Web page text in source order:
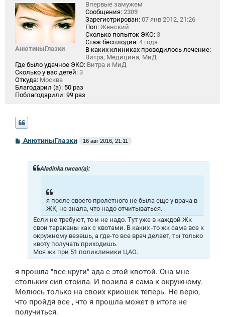
АнютиныГлазки
Впервые замужем
Сообщения: 2309
Зарегистрирован: 07 янв 2012, 21:26
Пол: Женский
Сколько попыток ЭКО: 3
Стаж бесплодия: 4 года
В каких клиниках проводилось лечение:
Витра, Медицина, МиД
Где было удачное ЭКО: Витра и МиД
Сколько у вас детей: 3
Откуда: Москва
Благодарил (а): 50 раз
Поблагодарили: 99 раз
С
АнютиныГлазки 16 авг 2016, 21:11
Aladinka писал(а):
я после своего пролетного не была еще у врача в
ЖК, не знала, что надо отчитываться.
Если не требуют, то и не надо. Тут уже в каждой Жк
свои тараканы как с квотами. В каких -то жк сама все к
окружному везешь, а где-то все врач делает, ты только
квоту получать приходишь.
Моя жк при 51 поликлиники ЦАО.
я прошла "все круги" ада с этой квотой. Она мне
стольких сил стоила. И возила я сама к окружному.
Молюсь только на своих криошек теперь. Не верю,
что пройдя все , что я прошла может в итоге не
получиться.